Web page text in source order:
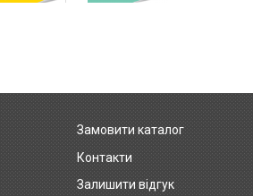
Замовити каталог
Контакти
Залишити відгук